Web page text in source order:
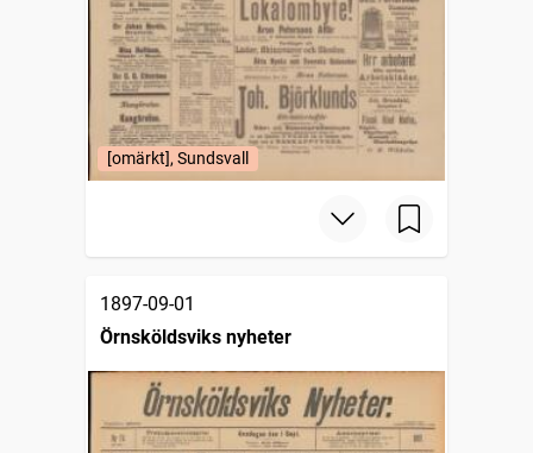
[omärkt], Sundsvall
1897-09-01
Örnsköldsviks nyheter